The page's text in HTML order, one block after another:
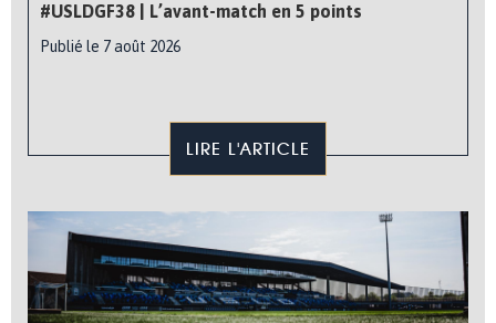
#USLDGF38 | L’avant-match en 5 points
Publié le 7 août 2026
LIRE L'ARTICLE